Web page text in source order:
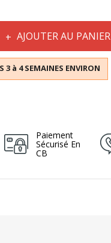
AJOUTER AU PANIER
3 à 4 SEMAINES ENVIRON
Paiement
Sécurisé En
CB